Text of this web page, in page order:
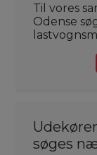
Til vores
Odense
søges